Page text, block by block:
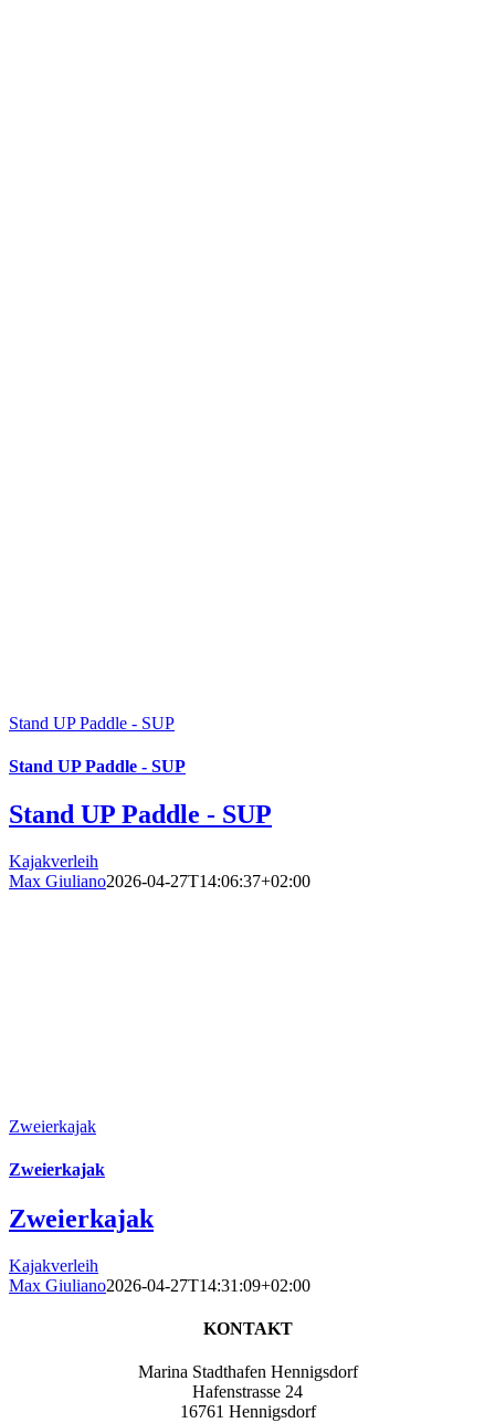
Stand UP Paddle - SUP
Stand UP Paddle - SUP
Stand UP Paddle - SUP
Kajakverleih
Max Giuliano2026-04-27T14:06:37+02:00
Zweierkajak
Zweierkajak
Zweierkajak
Kajakverleih
Max Giuliano2026-04-27T14:31:09+02:00
KONTAKT
Marina Stadthafen Hennigsdorf
Hafenstrasse 24
16761 Hennigsdorf